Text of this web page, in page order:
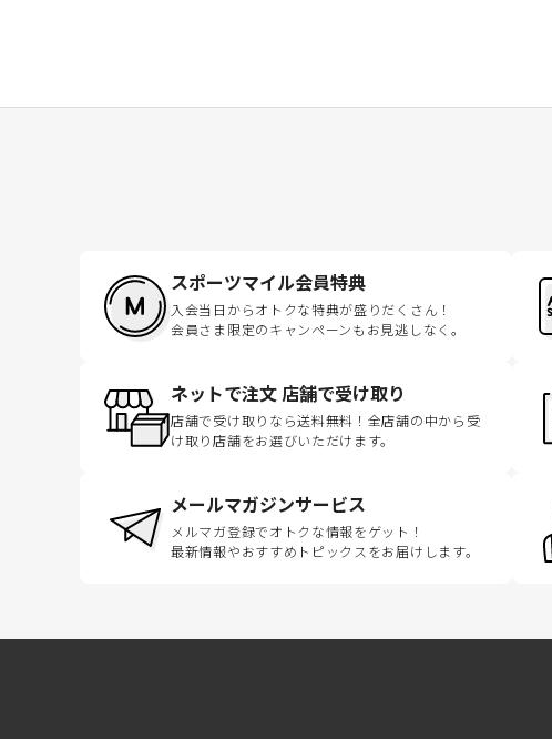
スポーツマイル会員特典
入会当日からオトクな特典が盛りだくさん！
会員さま限定のキャンペーンもお見逃しなく。
ネットで注文 店舗で受け取り
店舗で受け取りなら送料無料！全店舗の中から受
け取り店舗をお選びいただけます。
メールマガジンサービス
メルマガ登録でオトクな情報をゲット！
最新情報やおすすめトピックスをお届けします。